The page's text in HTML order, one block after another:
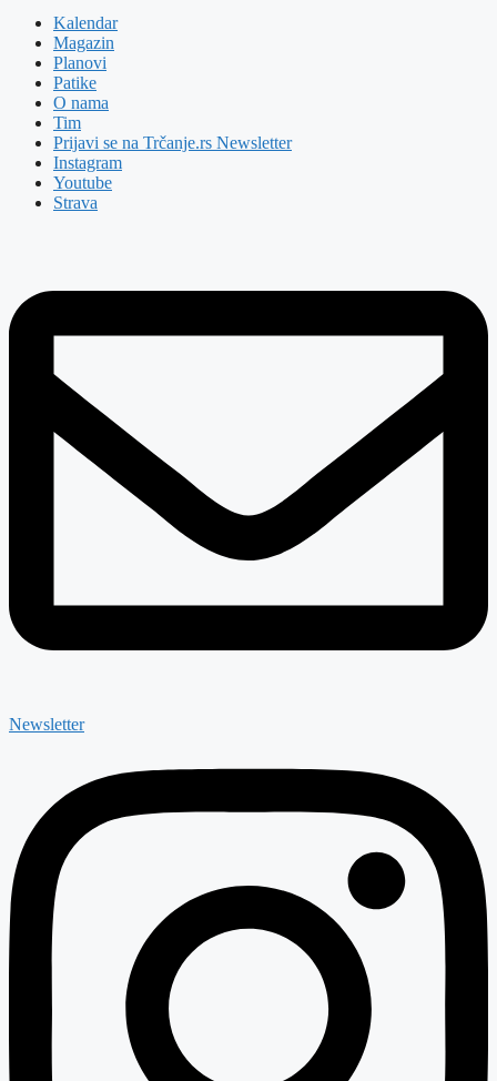
Kalendar
Magazin
Planovi
Patike
O nama
Tim
Prijavi se na Trčanje.rs Newsletter
Instagram
Youtube
Strava
Newsletter